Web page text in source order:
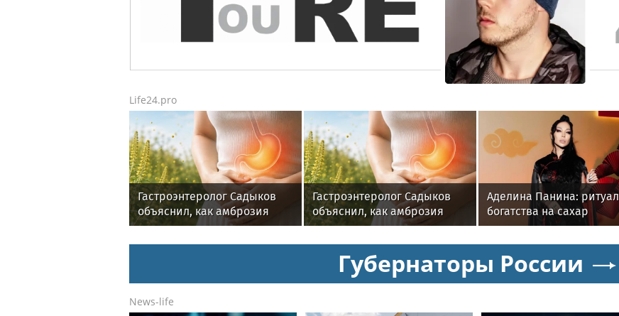
Life24.pro
Гастроэнтеролог Садыков
объяснил, как амброзия
может влиять на ЖКТ
Гастроэнтеролог Садыков
объяснил, как амброзия
может влиять на ЖКТ
Аделина Панина: ритуал
богатства на сахар
Губернаторы России
News-life